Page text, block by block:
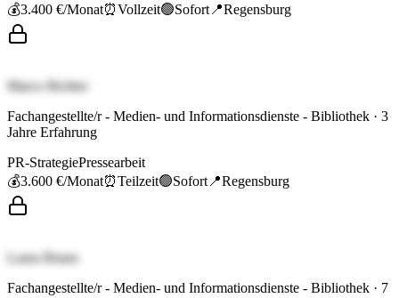
💰3.400 €/Monat⏰Vollzeit🟢Sofort 📍Regensburg
Marco Richter
Fachangestellte/r - Medien- und Informationsdienste - Bibliothek · 3
Jahre Erfahrung
PR-StrategiePressearbeit
💰3.600 €/Monat⏰Teilzeit🟢Sofort 📍Regensburg
Laura Braun
Fachangestellte/r - Medien- und Informationsdienste - Bibliothek · 7